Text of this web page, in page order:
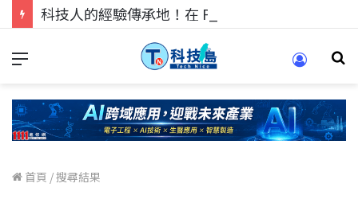
首頁 /搜尋結果